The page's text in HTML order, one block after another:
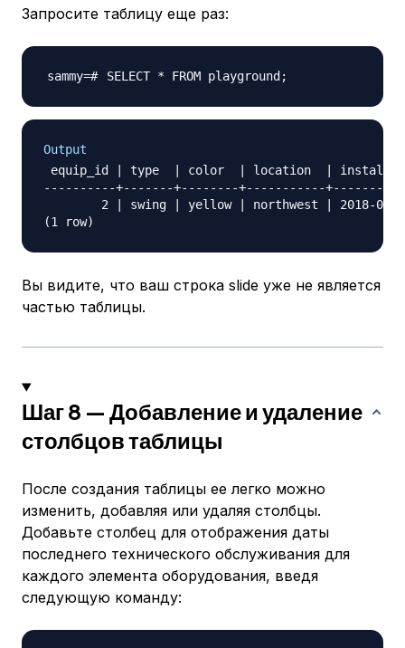
Запросите таблицу еще раз:
SELECT * FROM playground ;
Output
equip_id | type  | color  | location  |
----------+-------+--------+-----------
2 | swing | yellow | northwest | 2018-08-
Вы видите, что ваш строка slide уже не является
частью таблицы.
Шаг 8 — Добавление и удаление
столбцов таблицы
После создания таблицы ее легко можно
изменить, добавляя или удаляя столбцы.
Добавьте столбец для отображения даты
последнего технического обслуживания для
каждого элемента оборудования, введя
следующую команду: